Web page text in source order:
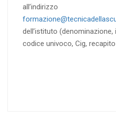
all’indirizzo
dell’istituto
codice univoco, Cig,